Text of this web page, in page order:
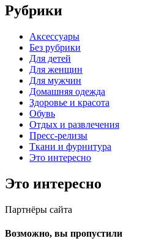
Рубрики
Аксессуары
Без рубрики
Для детей
Для женщин
Для мужчин
Домашняя одежда
Здоровье и красота
Обувь
Отдых и развлечения
Пресс-релизы
Ткани и фурнитура
Это интересно
Это интересно
Партнёры сайта
Возможно, вы пропустили